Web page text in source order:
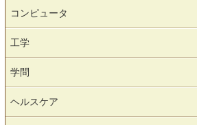
コンピュータ
工学
学問
ヘルスケア